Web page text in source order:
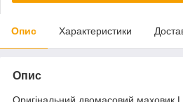
Опис Характеристики
Опис
Оригінальний двомасовий маховик